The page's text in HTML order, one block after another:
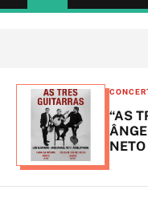
C
a
t
e
g
o
“AS